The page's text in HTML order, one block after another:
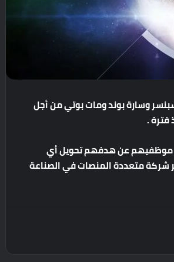
وسارةبوندوماتبوتيمنأجل
فترة.
موظفيهمعنهدفهمتحويلأي
شركةمتعددةالمنصاتفيالصناعة